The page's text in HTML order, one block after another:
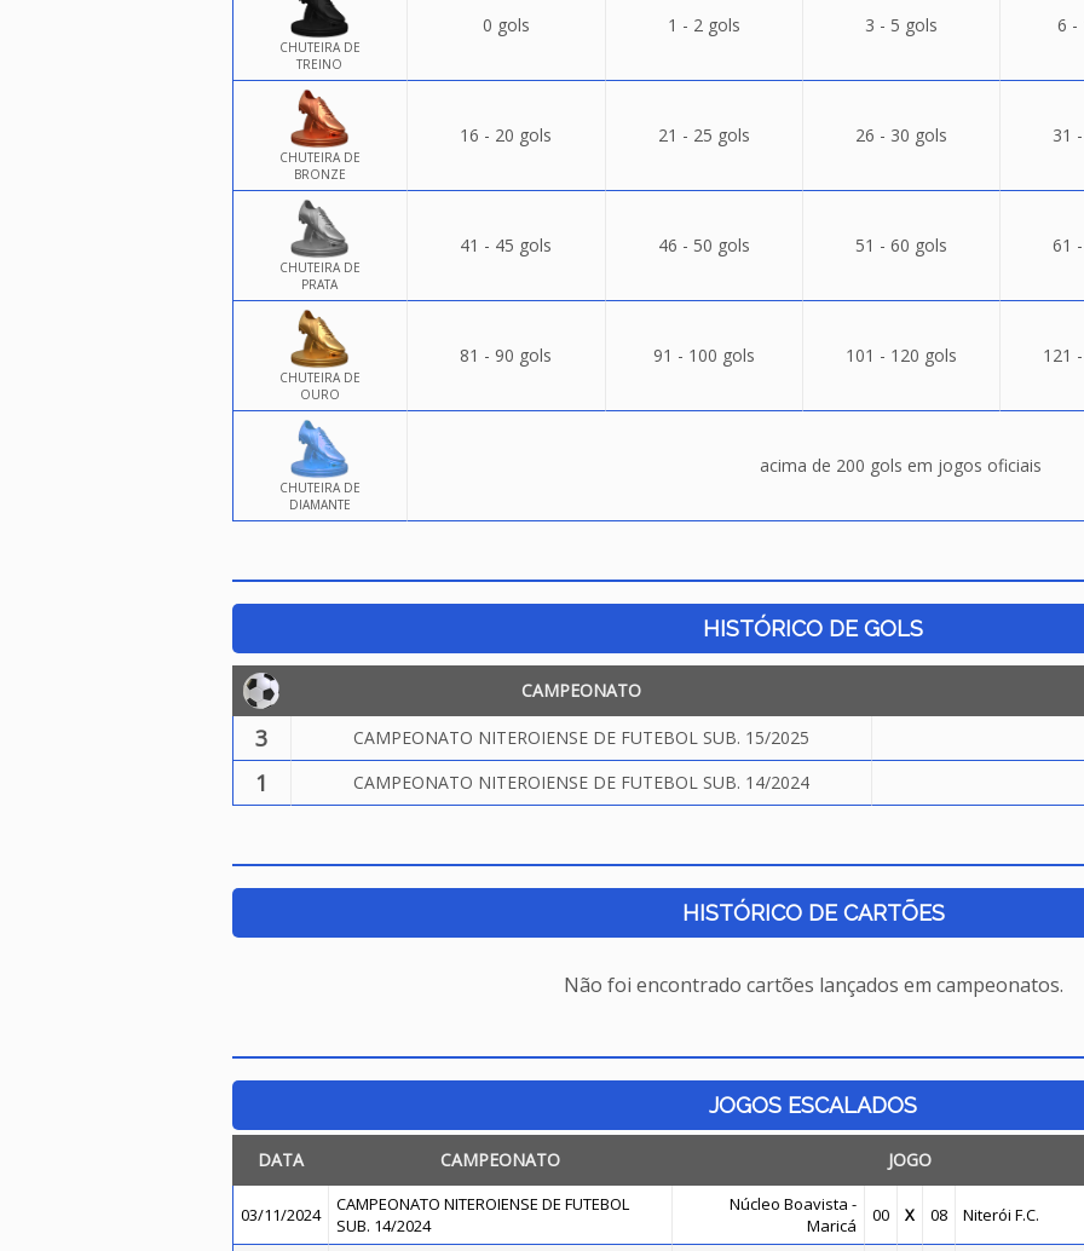
CHUTEIRA DE
TREINO
0 gols 1 - 2 gols 3 - 5 gols 6 -
CHUTEIRA DE
BRONZE
16 - 20 gols 21 - 25 gols 26 - 30 gols 31
CHUTEIRA DE
PRATA
41 - 45 gols 46 - 50 gols 51 - 60 gols 61
CHUTEIRA DE
OURO
81 - 90 gols 91 - 100 gols 101 - 120 gols 121
CHUTEIRA DE
DIAMANTE
acima de 200 gols em jogos oficiais
HISTÓRICO DE GOLS
CAMPEONATO
3 CAMPEONATO NITEROIENSE DE FUTEBOL SUB. 15/2025
1 CAMPEONATO NITEROIENSE DE FUTEBOL SUB. 14/2024
HISTÓRICO DE CARTÕES
Não foi encontrado cartões lançados em campeonatos.
JOGOS ESCALADOS
DATA CAMPEONATO JOGO
03/11/2024
CAMPEONATO NITEROIENSE DE FUTEBOL
SUB. 14/2024
Núcleo Boavista -
Maricá
00 X 08 Niterói F.C.